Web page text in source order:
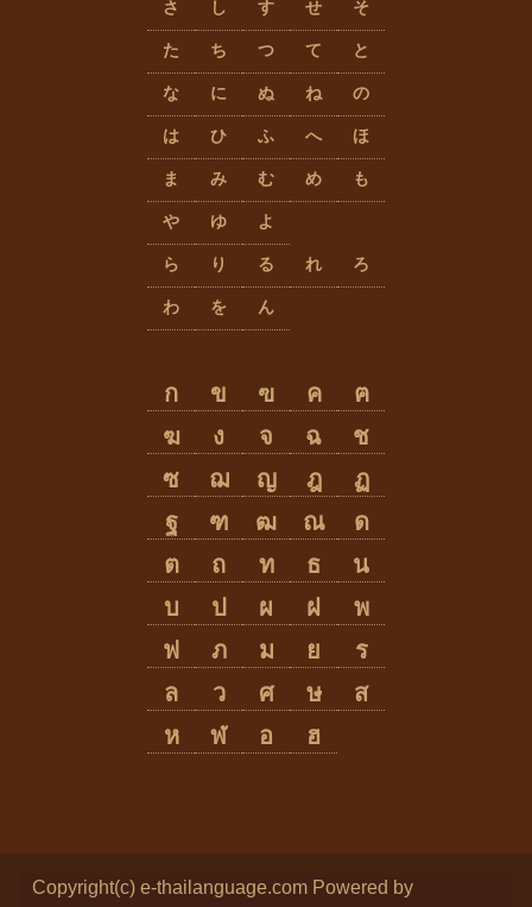
さ し す せ そ
た ち つ て と
な に ぬ ね の
は ひ ふ へ ほ
ま み む め も
や ゆ よ
ら り る れ ろ
わ を ん
ก ข ฃ ค
ฅ
ฆ
ง จ ฉ
ช
ซ
ฌ ญ ฎ
ฏ
ฐ
ฑ ฒ ณ
ด
ต
ถ ท ธ
น
บ
ป ผ ฝ
พ
ฟ
ภ ม ย
ร
ล
ว ศ ษ
ส
ห
ฬ อ ฮ
Copyright(c) e-thailanguage.com Powered by